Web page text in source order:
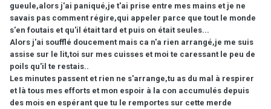
gueule,alors j'ai paniqué,je t'ai prise entre mes mains et je ne
savais pas comment régire,qui appeler parce que tout le monde
s'en foutais et qu'il était tard et puis on était seules...
Alors j'ai soufflé doucement mais ca n'a rien arrangé,je me suis
assise sur le lit,toi sur mes cuisses et moi te caressant le peu de
poils qu'il te restais..
Les minutes passent et rien ne s'arrange,tu as du mal à respirer
et là tous mes efforts et mon espoir à la con accumulés depuis
des mois en espérant que tu le remportes sur cette merde